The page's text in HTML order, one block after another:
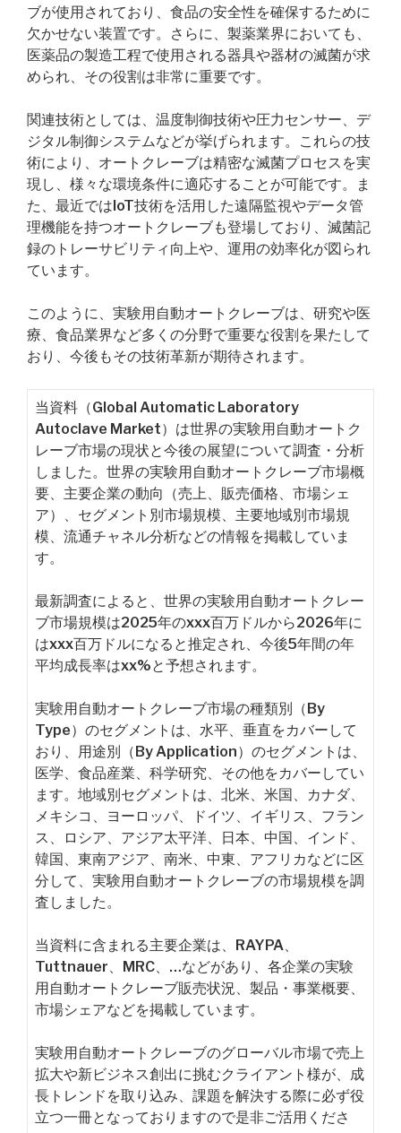
ブが使用されており、食品の安全性を確保するために
欠かせない装置です。さらに、製薬業界においても、
医薬品の製造工程で使用される器具や器材の滅菌が求
められ、その役割は非常に重要です。
関連技術としては、温度制御技術や圧力センサー、デ
ジタル制御システムなどが挙げられます。これらの技
術により、オートクレーブは精密な滅菌プロセスを実
現し、様々な環境条件に適応することが可能です。ま
た、最近ではIoT技術を活用した遠隔監視やデータ管
理機能を持つオートクレーブも登場しており、滅菌記
録のトレーサビリティ向上や、運用の効率化が図られ
ています。
このように、実験用自動オートクレーブは、研究や医
療、食品業界など多くの分野で重要な役割を果たして
おり、今後もその技術革新が期待されます。
当資料（Global Automatic Laboratory
Autoclave Market）は世界の実験用自動オートク
レーブ市場の現状と今後の展望について調査・分析
しました。世界の実験用自動オートクレーブ市場概
要、主要企業の動向（売上、販売価格、市場シェ
ア）、セグメント別市場規模、主要地域別市場規
模、流通チャネル分析などの情報を掲載していま
す。
最新調査によると、世界の実験用自動オートクレー
ブ市場規模は2025年のxxx百万ドルから2026年に
はxxx百万ドルになると推定され、今後5年間の年
平均成長率はxx%と予想されます。
実験用自動オートクレーブ市場の種類別（By
Type）のセグメントは、水平、垂直をカバーして
おり、用途別（By Application）のセグメントは、
医学、食品産業、科学研究、その他をカバーしてい
ます。地域別セグメントは、北米、米国、カナダ、
メキシコ、ヨーロッパ、ドイツ、イギリス、フラン
ス、ロシア、アジア太平洋、日本、中国、インド、
韓国、東南アジア、南米、中東、アフリカなどに区
分して、実験用自動オートクレーブの市場規模を調
査しました。
当資料に含まれる主要企業は、RAYPA、
Tuttnauer、MRC、…などがあり、各企業の実験
用自動オートクレーブ販売状況、製品・事業概要、
市場シェアなどを掲載しています。
実験用自動オートクレーブのグローバル市場で売上
拡大や新ビジネス創出に挑むクライアント様が、成
長トレンドを取り込み、課題を解決する際に必ず役
立つ一冊となっておりますので是非ご活用くださ